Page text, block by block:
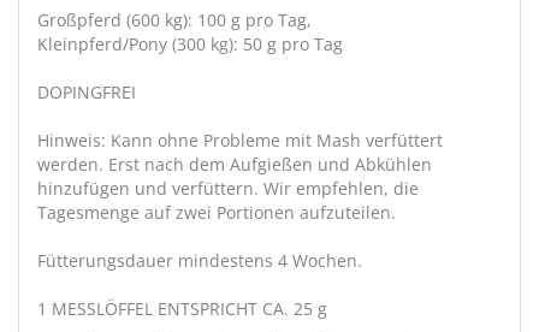
Großpferd (600 kg): 100 g pro Tag,
Kleinpferd/Pony (300 kg): 50 g pro Tag
DOPINGFREI
Hinweis: Kann ohne Probleme mit Mash verfüttert
werden. Erst nach dem Aufgießen und Abkühlen
hinzufügen und verfüttern. Wir empfehlen, die
Tagesmenge auf zwei Portionen aufzuteilen.
Fütterungsdauer mindestens 4 Wochen.
1 MESSLÖFFEL ENTSPRICHT CA. 25 g